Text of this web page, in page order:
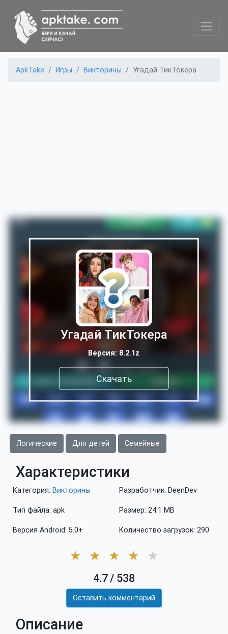
ApkTake Игры Викторины Угадай ТикТокера
Угадай ТикТокера
Версия: 8.2.1z
Скачать
Логические Для детей Семейные
Характеристики
Категория: Викторины
Тип файла: apk
Версия Android: 5.0+
Разработчик: DeenDev
Размер: 24.1 MB
Количество загрузок: 290
★ ★ ★ ★ ★
4.7/ 538
Оставить комментарий
Описание